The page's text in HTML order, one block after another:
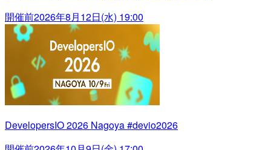
開催前2026年8月12日(水) 19:00
DevelopersIO 2026 Nagoya #devio2026